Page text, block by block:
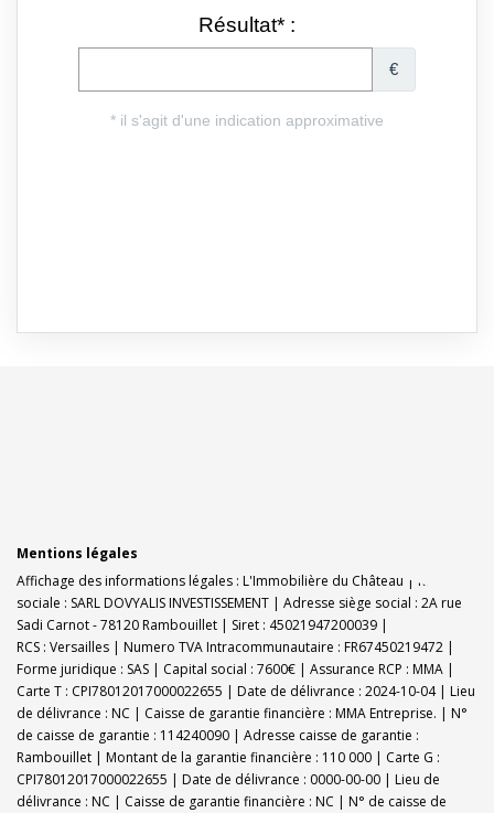
Mentions légales
Affichage des informations légales : L'Immobilière du Château | Raison
sociale : SARL DOVYALIS INVESTISSEMENT | Adresse siège social : 2A rue
Sadi Carnot - 78120 Rambouillet | Siret : 45021947200039 |
RCS : Versailles | Numero TVA Intracommunautaire : FR67450219472 |
Forme juridique : SAS | Capital social : 7600€ | Assurance RCP : MMA |
Carte T : CPI78012017000022655 | Date de délivrance : 2024-10-04 | Lieu
de délivrance : NC | Caisse de garantie financière : MMA Entreprise. | N°
de caisse de garantie : 114240090 | Adresse caisse de garantie :
Rambouillet | Montant de la garantie financière : 110 000 | Carte G :
CPI78012017000022655 | Date de délivrance : 0000-00-00 | Lieu de
délivrance : NC | Caisse de garantie financière : NC | N° de caisse de